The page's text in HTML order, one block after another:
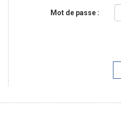
Mot de passe :